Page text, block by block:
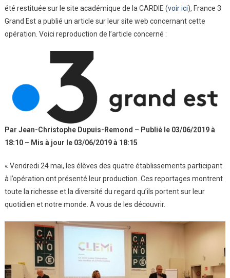
Média:
Quand
Leurs
Propres
En
France
été restituée sur le site académique de la CARDIE (voir ici), France 3
Grand Est a publié un article sur leur site web concernant cette
opération. Voici reproduction de l’article concerné :
Par Jean-Christophe Dupuis-Remond – Publié le 03/06/2019 à
18:10 – Mis à jour le 03/06/2019 à 18:15
« Vendredi 24 mai, les élèves des quatre établissements participant
à l’opération ont présenté leur production. Ces reportages montrent
toute la richesse et la diversité du regard qu’ils portent sur leur
quotidien et notre monde. A vous de les découvrir.